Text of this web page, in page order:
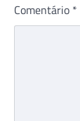
Comentário *